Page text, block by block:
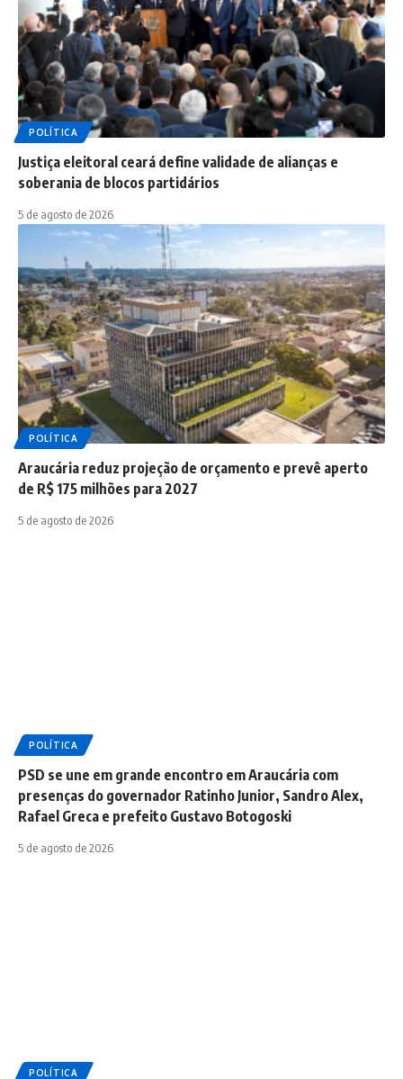
POLÍTICA
Justiça eleitoral ceará define validade de alianças e
soberania de blocos partidários
5 de agosto de 2026
POLÍTICA
Araucária reduz projeção de orçamento e prevê aperto
de R$ 175 milhões para 2027
5 de agosto de 2026
POLÍTICA
PSD se une em grande encontro em Araucária com
presenças do governador Ratinho Junior, Sandro Alex,
Rafael Greca e prefeito Gustavo Botogoski
5 de agosto de 2026
POLÍTICA